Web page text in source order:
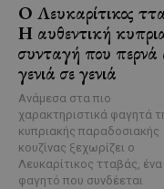
Ο Λευκαρίτικος
Η αυθεντική
συνταγή που περνά
γενιά σε γενιά
Ανάμεσα στα πιο
χαρακτηριστικά φαγητά
κυπριακής παραδοσιακής
κουζίνας ξεχωρίζει ο
Λευκαρίτικος τταβάς, ένα
φαγητό που συνδέεται